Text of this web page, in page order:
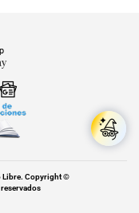
Libre. Copyright ©